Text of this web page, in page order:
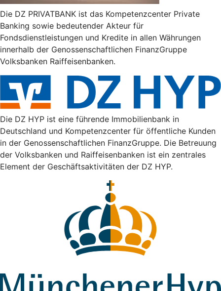
Die DZ PRIVATBANK ist das Kompetenzcenter Private
Banking sowie bedeutender Akteur für
Fondsdienstleistungen und Kredite in allen Währungen
innerhalb der Genossenschaftlichen FinanzGruppe
Volksbanken Raiffeisenbanken.
Die DZ HYP ist eine führende Immobilienbank in
Deutschland und Kompetenzcenter für öffentliche Kunden
in der Genossenschaftlichen FinanzGruppe. Die Betreuung
der Volksbanken und Raiffeisenbanken ist ein zentrales
Element der Geschäftsaktivitäten der DZ HYP.